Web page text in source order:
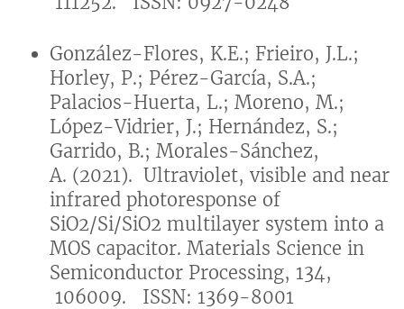
González-Flores, K.E.; Frieiro, J.L.;
Horley, P.; Pérez-García, S.A.;
Palacios-Huerta, L.; Moreno, M.;
López-Vidrier, J.; Hernández, S.;
Garrido, B.; Morales-Sánchez,
A. (2021). Ultraviolet, visible and near
infrared photoresponse of
SiO2/Si/SiO2 multilayer system into a
MOS capacitor. Materials Science in
Semiconductor Processing, 134,
106009. ISSN: 1369-8001